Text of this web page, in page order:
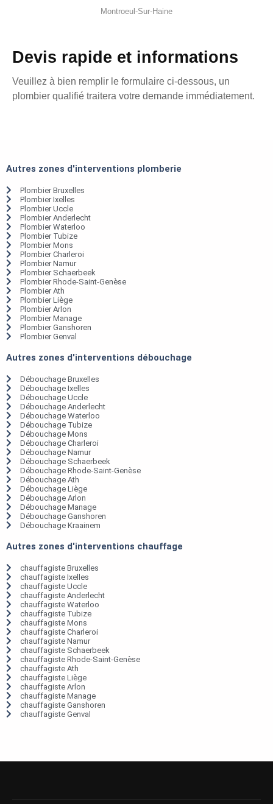
Montroeul-Sur-Haine
Devis rapide et informations
Veuillez à bien remplir le formulaire ci-dessous, un
plombier qualifié traitera votre demande immédiatement.
Autres zones d'interventions plomberie
Plombier Bruxelles
Plombier Ixelles
Plombier Uccle
Plombier Anderlecht
Plombier Waterloo
Plombier Tubize
Plombier Mons
Plombier Charleroi
Plombier Namur
Plombier Schaerbeek
Plombier Rhode-Saint-Genèse
Plombier Ath
Plombier Liège
Plombier Arlon
Plombier Manage
Plombier Ganshoren
Plombier Genval
Autres zones d'interventions débouchage
Débouchage Bruxelles
Débouchage Ixelles
Débouchage Uccle
Débouchage Anderlecht
Débouchage Waterloo
Débouchage Tubize
Débouchage Mons
Débouchage Charleroi
Débouchage Namur
Débouchage Schaerbeek
Débouchage Rhode-Saint-Genèse
Débouchage Ath
Débouchage Liège
Débouchage Arlon
Débouchage Manage
Débouchage Ganshoren
Débouchage Kraainem
Autres zones d'interventions chauffage
chauffagiste Bruxelles
chauffagiste Ixelles
chauffagiste Uccle
chauffagiste Anderlecht
chauffagiste Waterloo
chauffagiste Tubize
chauffagiste Mons
chauffagiste Charleroi
chauffagiste Namur
chauffagiste Schaerbeek
chauffagiste Rhode-Saint-Genèse
chauffagiste Ath
chauffagiste Liège
chauffagiste Arlon
chauffagiste Manage
chauffagiste Ganshoren
chauffagiste Genval